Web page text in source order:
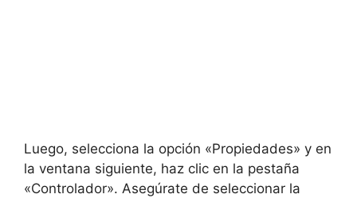
Luego, selecciona la opción «Propiedades» y en
la ventana siguiente, haz clic en la pestaña
«Controlador». Asegúrate de seleccionar la